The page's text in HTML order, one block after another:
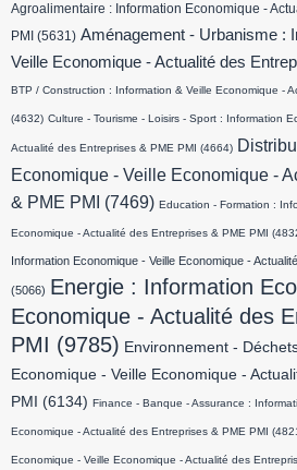
Agroalimentaire : Information Economique -
PMI (5631) Aménagement - Urbanisme :
Veille Economique - Actualité des
BTP / Construction : Information & Veille Economique -
(4632) Culture - Tourisme - Loisirs - Sport : Information
Actualité des Entreprises & PME PMI (4664)
Economique - Veille Economique -
& PME PMI
(7469) Education - Formation :
Economique - Actualité des Entreprises & PME PMI
Information Economique - Veille Economique -
(5066) Energie : Information
Economique - Actualité des
PMI (9785) Environnement -
Economique - Veille Economique -
PMI
(6134) Finance - Banque - Assurance :
Economique - Actualité des Entreprises & PME PMI
Economique - Veille Economique - Actualité des